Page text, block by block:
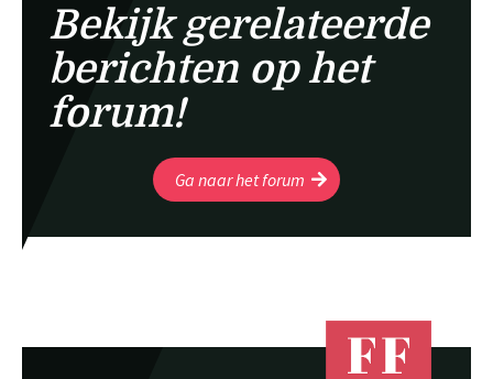
Bekijk gerelateerde
berichten op het
forum!
Ga naar het forum